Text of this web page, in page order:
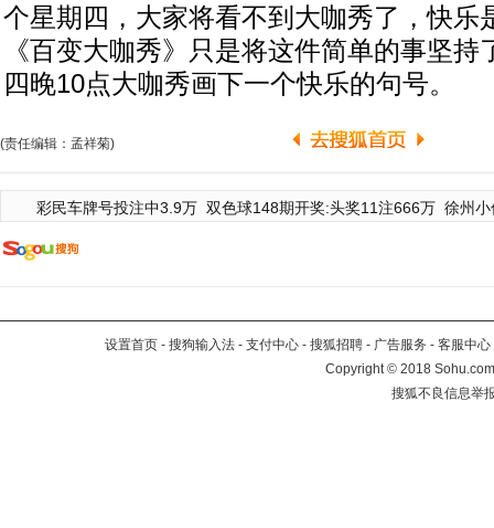
个星期四，大家将看不到大咖秀了，快乐
《百变大咖秀》只是将这件简单的事坚持
四晚10点大咖秀画下一个快乐的句号。
(责任编辑：孟祥菊)
彩民车牌号投注中3.9万 双色球148期开奖:头奖11注666万 徐州
设置首页 - 搜狗输入法 - 支付中心 - 搜狐招聘 - 广告服务 - 客服中心
Copyright©2018
搜狐不良信息举